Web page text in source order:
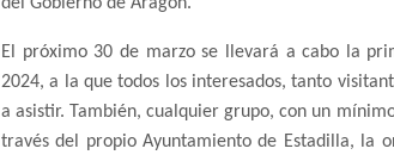
El próximo 30 de marzo se llevará a cabo la
2024, a la que todos los interesados, tanto
a asistir. También, cualquier grupo, con un
través del propio Ayuntamiento de Estadilla, la